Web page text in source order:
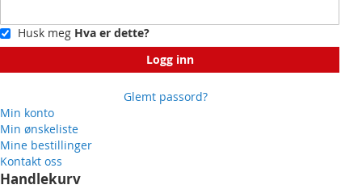
Husk meg Hva er dette?
Logg inn
Glemt passord?
Min konto
Min ønskeliste
Mine bestillinger
Kontakt oss
Handlekurv